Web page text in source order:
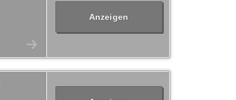
Anzeigen